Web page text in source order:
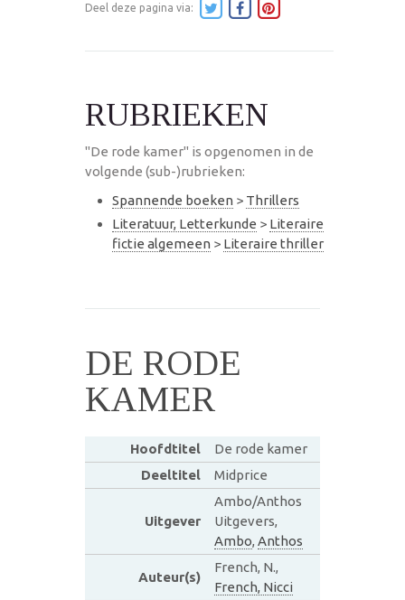
Deel deze pagina via:
RUBRIEKEN
"De rode kamer" is opgenomen in de
volgende (sub-)rubrieken:
Spannende boeken > Thrillers
Literatuur, Letterkunde > Literaire
fictie algemeen > Literaire thriller
DE RODE
KAMER
Hoofdtitel
De rode kamer
Deeltitel
Midprice
Uitgever
Ambo/Anthos
Uitgevers,
Ambo, Anthos
Auteur(s)
French, N.,
French, Nicci